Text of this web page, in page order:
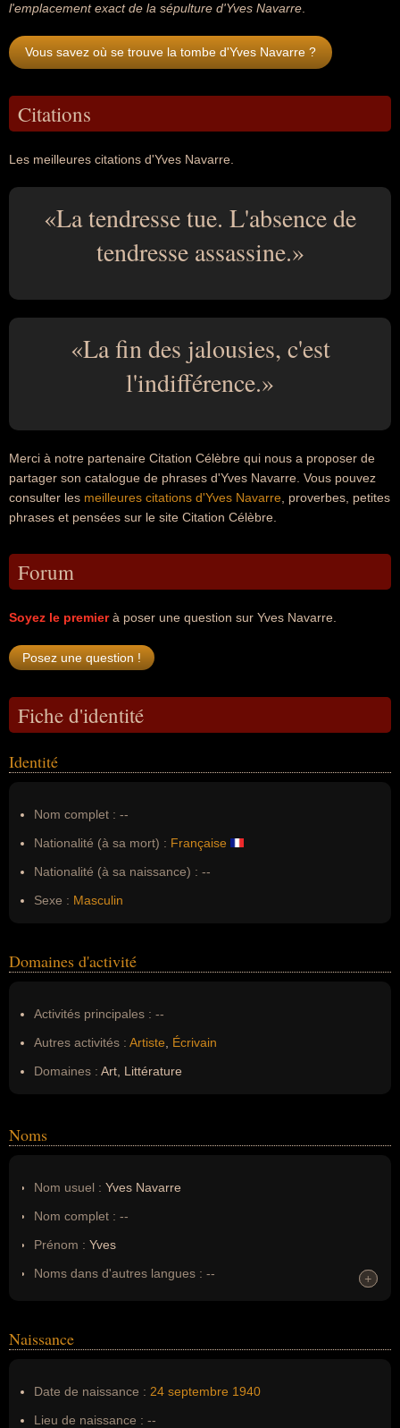
l'emplacement exact de la sépulture d'Yves Navarre
Vous savez où se trouve la tombe d'Yves Navarre ?
Citations
Les meilleures citations d'Yves Navarre.
La tendresse tue. L'absence de
tendresse assassine.
La fin des jalousies, c'est
l'indifférence.
Merci à notre partenaire Citation Célèbre qui nous a proposer de
partager son catalogue de phrases d'Yves Navarre. Vous pouvez
consulter les meilleures citations d'Yves Navarre , proverbes, petites
phrases et pensées sur le site Citation Célèbre.
Forum
Soyez le premierà poser une question sur Yves Navarre.
Fiche d'identité
Identité
Nom complet : --
Nationalité (à sa mort) : Française
Nationalité (à sa naissance) : --
Sexe : Masculin
Domaines d'activité
Activités principales : --
Autres activités : Artiste
Écrivain
Domaines : Art, Littérature
Noms
Nom usuel : Yves Navarre
Nom complet : --
Prénom : Yves
Noms dans d'autres langues : --
Nom de famille :Navarre
+
+
Naissance
Date de naissance : 24 septembre 1940
Lieu de naissance : --